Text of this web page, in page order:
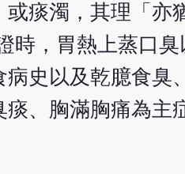
痰濁，其理「亦
時，胃熱上蒸口
史以及乾臆食臭
、胸滿胸痛為主